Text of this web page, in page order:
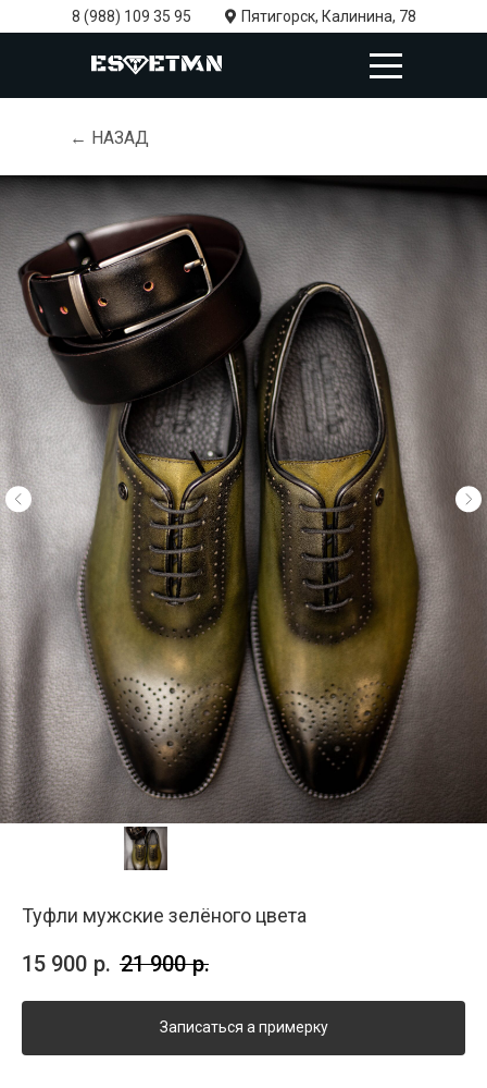
8 (988) 109 35 95 Пятигорск, Калинина, 78
← НАЗАД
Туфли мужские зелёного цвета
15 900 р. 21 900 р.
Записаться а примерку